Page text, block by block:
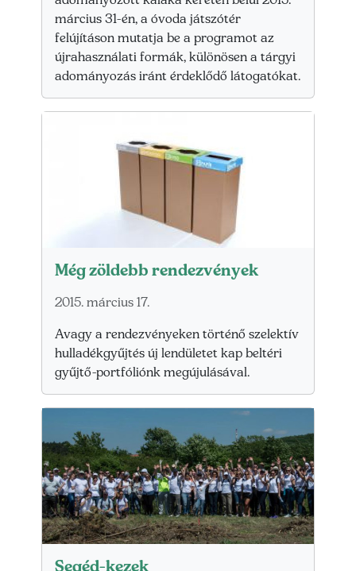
március 31-én, a óvoda játszótér
felújításon mutatja be a programot az
újrahasználati formák, különösen a tárgyi
adományozás iránt érdeklődő látogatókat.
Még zöldebb rendezvények
2015. március 17.
Avagy a rendezvényeken történő szelektív
hulladékgyűjtés új lendületet kap beltéri
gyűjtő-portfóliónk megújulásával.
Segéd-kezek